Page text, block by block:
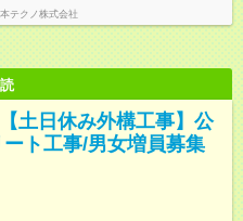
本テクノ株式会社
土日休み外構工事】公
ト工事/男女増員募集